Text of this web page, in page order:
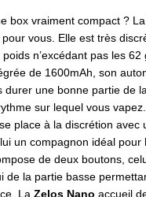
box vraiment compact ? La
vous. Elle est très
n’excédant pas les 62
de 1600mAh, son
durer une bonne partie de
sur lequel vous
place à la discrétion avec
un compagnon idéal pour
de deux boutons,
de la partie basse
La Zelos Nano accueil